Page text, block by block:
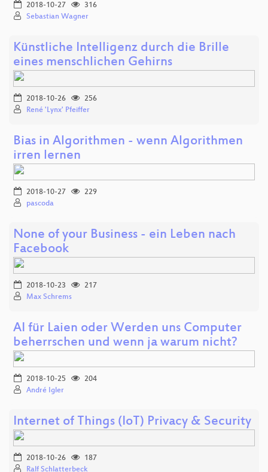
2018-10-27
316
Sebastian Wagner
Künstliche Intelligenz durch die Brille
eines menschlichen Gehirns
2018-10-26
256
René 'Lynx' Pfeiffer
Bias in Algorithmen - wenn Algorithmen
irren lernen
2018-10-27
229
pascoda
None of your Business - ein Leben nach
Facebook
2018-10-23
217
Max Schrems
AI für Laien oder Werden uns Computer
beherrschen und wenn ja warum nicht?
2018-10-25
204
André Igler
Internet of Things (IoT) Privacy & Security
2018-10-26
187
Ralf Schlatterbeck